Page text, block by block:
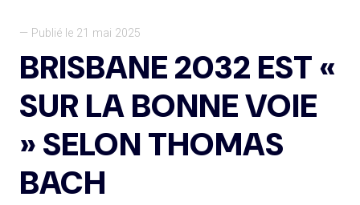
— Publié le 21 mai 2025
BRISBANE 2032 EST «
SUR LA BONNE VOIE
» SELON THOMAS
BACH